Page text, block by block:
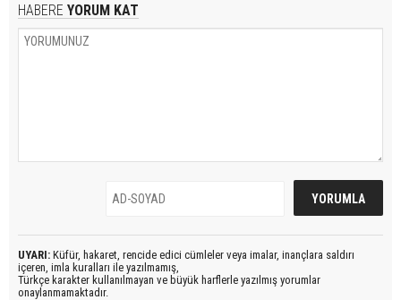
HABERE YORUM KAT
UYARI: Küfür, hakaret, rencide edici cümleler veya imalar, inançlara saldırı
içeren, imla kuralları ile yazılmamış,
Türkçe karakter kullanılmayan ve büyük harflerle yazılmış yorumlar
onaylanmamaktadır.